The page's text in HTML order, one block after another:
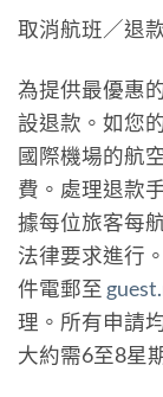
取消航班／退
為提供最優惠
設退款。如您
國際機場的航
費。處理退款
據每位旅客每
法律要求進行
件電郵至
理。所有申請
大約需6至8星